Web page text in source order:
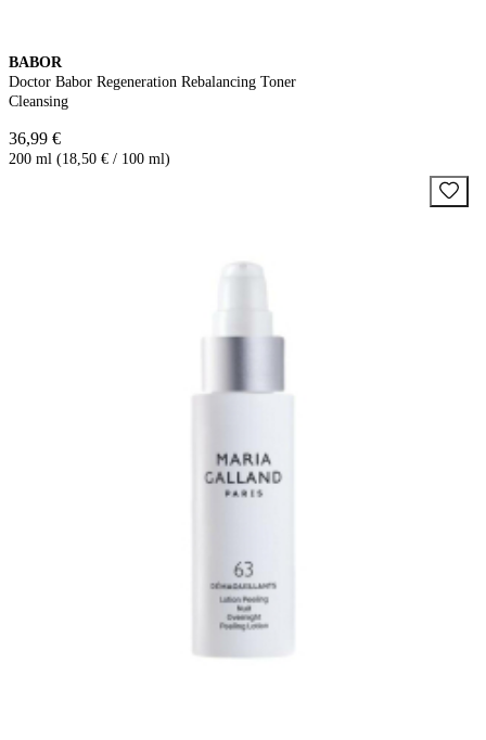
BABOR
Doctor Babor Regeneration Rebalancing Toner
Cleansing
36,99 €
200 ml (18,50 € / 100 ml)